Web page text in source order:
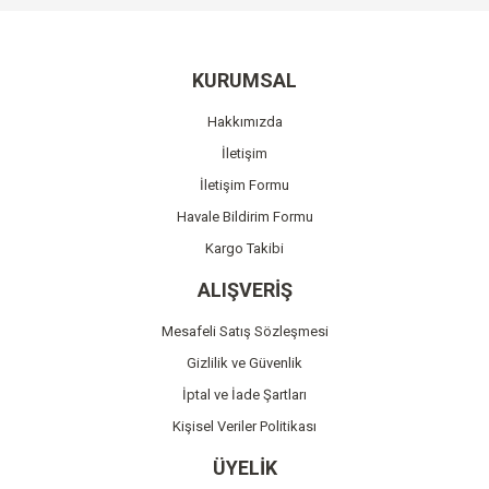
Ürün bilgilerinde hatalar bulunuyor.
Ürün fiyatı diğer sitelerden daha pahalı.
Bu ürüne benzer farklı alternatifler olmalı.
Gönder
KURUMSAL
Hakkımızda
İletişim
İletişim Formu
Havale Bildirim Formu
Kargo Takibi
ALIŞVERİŞ
Mesafeli Satış Sözleşmesi
Gizlilik ve Güvenlik
İptal ve İade Şartları
Kişisel Veriler Politikası
ÜYELİK